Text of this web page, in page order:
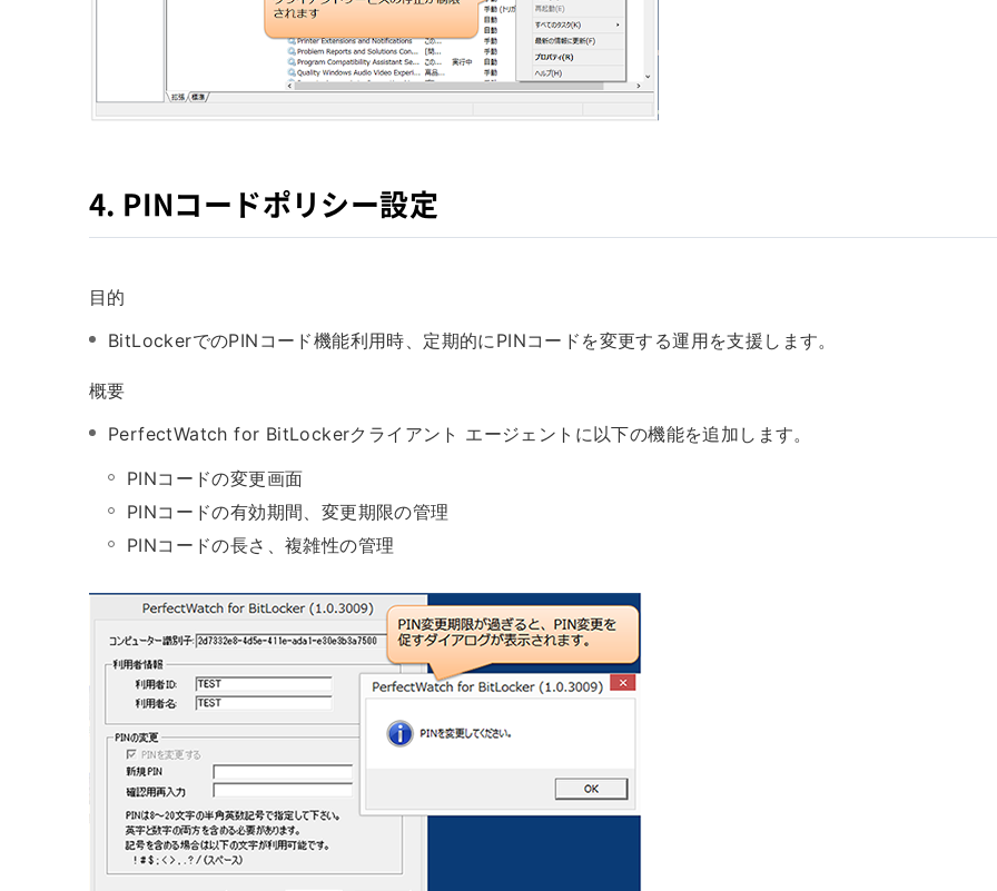
4. PINコードポリシー設定
目的
BitLockerでのPINコード機能利用時、定期的にPINコードを変更する運用を支援します。
概要
PerfectWatch for BitLockerクライアント エージェントに以下の機能を追加します。
PINコードの変更画面
PINコードの有効期間、変更期限の管理
PINコードの長さ、複雑性の管理